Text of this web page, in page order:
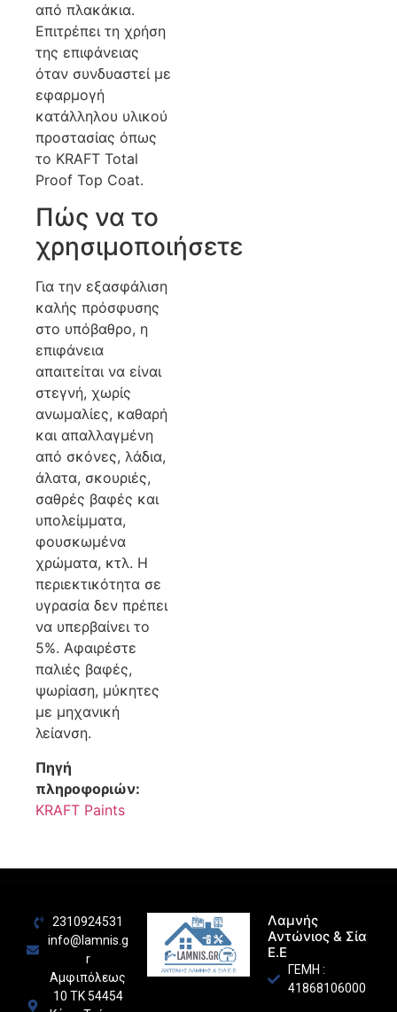
από πλακάκια.
Επιτρέπει τη χρήση
της επιφάνειας
όταν συνδυαστεί με
εφαρμογή
κατάλληλου υλικού
προστασίας όπως
το KRAFT Total
Proof Top Coat.
Πώς να το
χρησιμοποιήσετε
Για την εξασφάλιση
καλής πρόσφυσης
στο υπόβαθρο, η
επιφάνεια
απαιτείται να είναι
στεγνή, χωρίς
ανωμαλίες, καθαρή
και απαλλαγμένη
από σκόνες, λάδια,
άλατα, σκουριές,
σαθρές βαφές και
υπολείμματα,
φουσκωμένα
χρώματα, κτλ. Η
περιεκτικότητα σε
υγρασία δεν πρέπει
να υπερβαίνει το
5%. Αφαιρέστε
παλιές βαφές,
ψωρίαση, μύκητες
με μηχανική
λείανση.
Πηγή
πληροφοριών:
KRAFT Paints
2310924531
info@lamnis.g
r
Αμφιπόλεως
10 ΤΚ 54454
Λαμνής
Αντώνιος & Σία
Ε.Ε
ΓΕΜΗ :
41868106000